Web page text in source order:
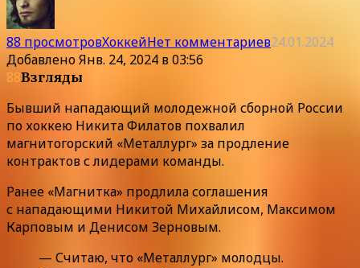
88 просмотровХоккейНет комментариев24.01.2024
ДобавленоЯнв. 24, 2024 в 03:56
88Взгляды
Бывший нападающий молодежной сборной России
по хоккею Никита Филатов похвалил
магнитогорский «Металлург» за продление
контрактов с лидерами команды.
Ранее «Магнитка» продлила соглашения
с нападающими Никитой Михайлисом, Максимом
Карповым и Денисом Зерновым.
— Считаю, что «Металлург» молодцы.